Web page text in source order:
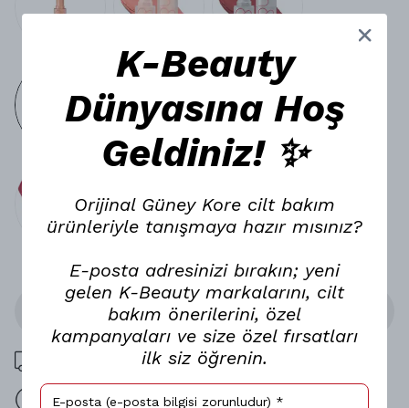
Stoğa Gelince Haber Ver
1000 TL üzeri ücretsiz kargo
15 gün içinde iade
K-Beauty
Dünyasına Hoş
Geldiniz! ✨
Orijinal Güney Kore cilt bakım
ürünleriyle tanışmaya hazır mısınız?
E-posta adresinizi bırakın; yeni
gelen K-Beauty markalarını, cilt
bakım önerilerini, özel
kampanyaları ve size özel fırsatları
ilk siz öğrenin.